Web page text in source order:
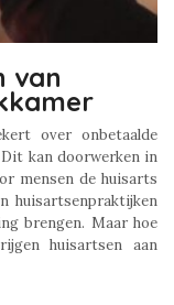
van
over onbetaalde
kan doorwerken in
mensen de huisarts
huisartsenpraktijken
brengen. Maar hoe
huisartsen aan